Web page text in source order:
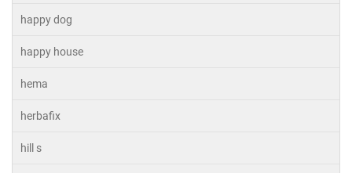
happy dog
happy house
hema
herbafix
hill s